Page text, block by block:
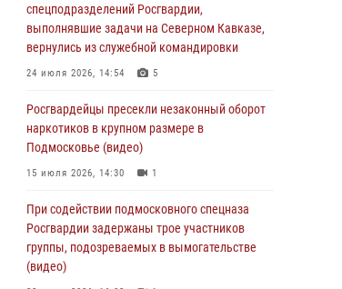
03 августа 2026, 15:08 1
В Подмосковье отметили годовщину со Дня
образования ОМОН «Пересвет»
Офицер подмосковного главка Росгвардии
стал гостем эфира «Радио 1»
01 августа 2026, 17:57
Росгвардейцы задержали рецидивиста,
подозреваемого в краже на крупную сумму в
Подмосковье
31 июля 2026, 13:00
спецподразделений Росгвардии,
выполнявшие задачи на Северном Кавказе,
вернулись из служебной командировки
24 июля 2026, 14:54 5
Росгвардейцы пресекли незаконный оборот
наркотиков в крупном размере в
Подмосковье (видео)
15 июля 2026, 14:30 1
При содействии подмосковного спецназа
Росгвардии задержаны трое участников
группы, подозреваемых в вымогательстве
(видео)